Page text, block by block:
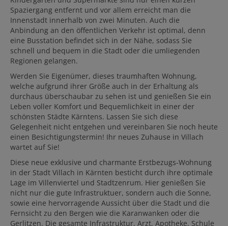
Spaziergang entfernt und vor allem erreicht man die
Innenstadt innerhalb von zwei Minuten. Auch die
Anbindung an den öffentlichen Verkehr ist optimal, denn
eine Busstation befindet sich in der Nähe, sodass Sie
schnell und bequem in die Stadt oder die umliegenden
Regionen gelangen.
Werden Sie Eigenümer, dieses traumhaften Wohnung,
welche aufgrund ihrer Größe auch in der Erhaltung als
durchaus überschaubar zu sehen ist und genießen Sie ein
Leben voller Komfort und Bequemlichkeit in einer der
schönsten Städte Kärntens. Lassen Sie sich diese
Gelegenheit nicht entgehen und vereinbaren Sie noch heute
einen Besichtigungstermin! Ihr neues Zuhause in Villach
wartet auf Sie!
Diese neue exklusive und charmante Erstbezugs-Wohnung
in der Stadt Villach in Kärnten besticht durch ihre optimale
Lage im Villenviertel und Stadtzenrum. Hier genießen Sie
nicht nur die gute Infrastruktuer, sondern auch die Sonne,
sowie eine hervorragende Aussicht über die Stadt und die
Fernsicht zu den Bergen wie die Karanwanken oder die
Gerlitzen. Die gesamte Infrastruktur, Arzt, Apotheke, Schule